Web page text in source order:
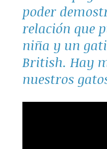
poder
relación que
niña y un
British. Hay
nuestros